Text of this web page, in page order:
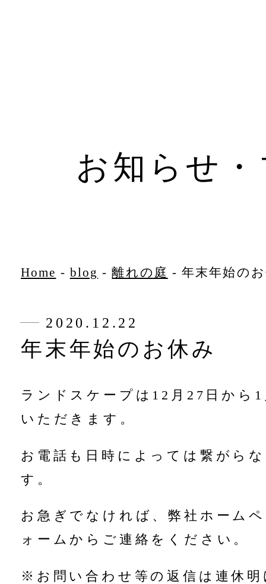
お知らせ
Home - blog -離れの庭 -年末年始の
2020.12.22
年末年始のお休み
ランドスケープは12月27日から
いただきます。
お電話も日時によっては繋がら
す。
お急ぎでなければ、弊社ホーム
ォームからご連絡をください。
※お問い合わせ等の返信は連休